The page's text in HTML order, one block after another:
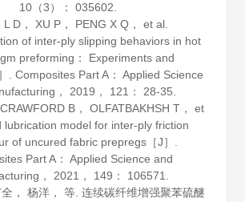
10（3）： 035602.
L D， XU P， PENG X Q， et al.
of inter-ply slipping behaviors in hot
preforming： Experiments and
.Composites Part A： Applied Science
， 2019 ， 121 ： 28-35.
B， OLFATBAKHSH T， et
lubrication model for inter-ply friction
of uncured fabric prepregs［J］.
Part A： Applied Science and
， 2021 ， 149 ： 106571.
， 杨洋， 等. 连续碳纤维增强聚苯硫醚